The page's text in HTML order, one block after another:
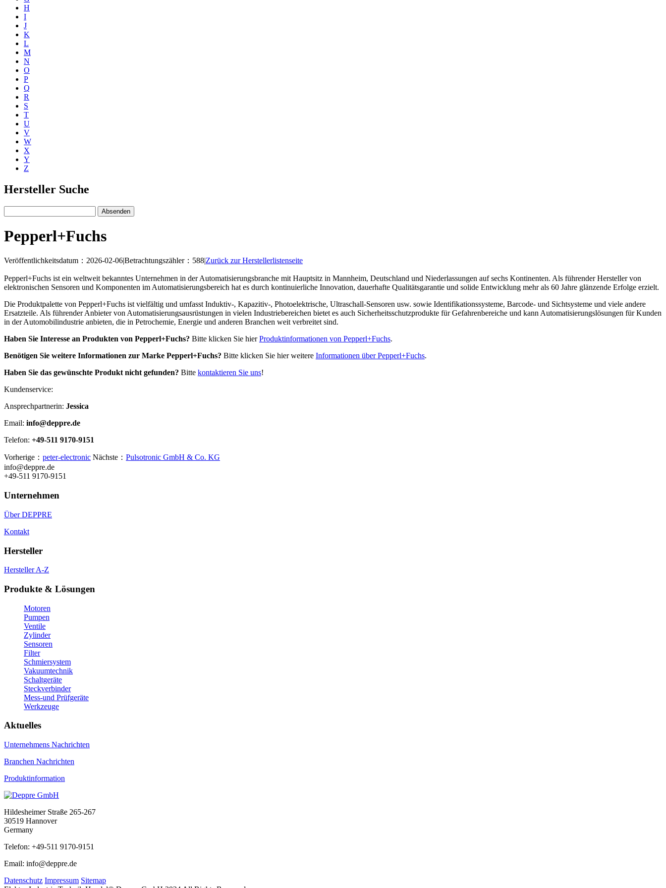
H
I
J
K
L
M
N
O
P
Q
R
S
T
U
V
W
X
Y
Z
Hersteller Suche
Pepperl+Fuchs
Veröffentlichkeitsdatum：2026-02-06|Betrachtungszähler：588|Zurück zur Herstellerlistenseite
Pepperl+Fuchs ist ein weltweit bekanntes Unternehmen in der Automatisierungsbranche mit Hauptsitz in Mannheim, Deutschland und Niederlassungen auf sechs Kontinenten. Als führender Hersteller von
elektronischen Sensoren und Komponenten im Automatisierungsbereich hat es durch kontinuierliche Innovation, dauerhafte Qualitätsgarantie und solide Entwicklung mehr als 60 Jahre glänzende Erfolge erzielt.
Die Produktpalette von Pepperl+Fuchs ist vielfältig und umfasst Induktiv-, Kapazitiv-, Photoelektrische, Ultraschall-Sensoren usw. sowie Identifikationssysteme, Barcode- und Sichtsysteme und viele andere
Ersatzteile. Als führender Anbieter von Automatisierungsausrüstungen in vielen Industriebereichen bietet es auch Sicherheitsschutzprodukte für Gefahrenbereiche und kann Automatisierungslösungen für Kunden
in der Automobilindustrie anbieten, die in Petrochemie, Energie und anderen Branchen weit verbreitet sind.
Haben Sie Interesse an Produkten von Pepperl+Fuchs? Bitte klicken Sie hierProduktinformationen von Pepperl+Fuchs.
Benötigen Sie weitere Informationen zur Marke Pepperl+Fuchs? Bitte klicken Sie hier weitere Informationen über Pepperl+Fuchs.
Haben Sie das gewünschte Produkt nicht gefunden? Bitte kontaktieren Sie uns!
Kundenservice:
Ansprechpartnerin: Jessica
Email: info@deppre.de
Telefon: +49-511 9170-9151
Vorherige： peter-electronic Nächste： Pulsotronic GmbH & Co. KG
info@deppre.de
+49-511 9170-9151
Unternehmen
Über DEPPRE
Kontakt
Hersteller
Hersteller A-Z
Produkte & Lösungen
Motoren
Pumpen
Ventile
Zylinder
Sensoren
Filter
Schmiersystem
Vakuumtechnik
Schaltgeräte
Steckverbinder
Mess-und Prüfgeräte
Werkzeuge
Aktuelles
Unternehmens Nachrichten
Branchen Nachrichten
Produktinformation
Hildesheimer Straße 265-267
30519 Hannover
Germany
Telefon: +49-511 9170-9151
Email: info@deppre.de
Datenschutz Impressum Sitemap